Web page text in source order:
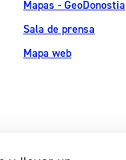
Mapas - GeoDonostia
Sala de prensa
Mapa web